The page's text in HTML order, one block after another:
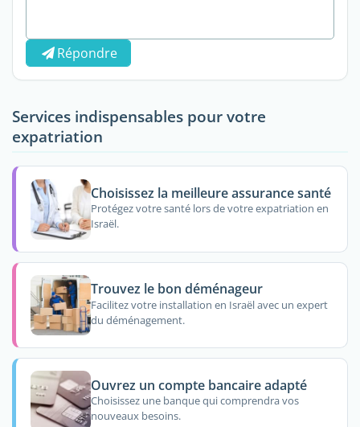
Répondre
Services indispensables pour votre
expatriation
Choisissez la meilleure assurance santé
Protégez votre santé lors de votre expatriation en
Israël.
Trouvez le bon déménageur
Facilitez votre installation en Israël avec un expert
du déménagement.
Ouvrez un compte bancaire adapté
Choisissez une banque qui comprendra vos
nouveaux besoins.